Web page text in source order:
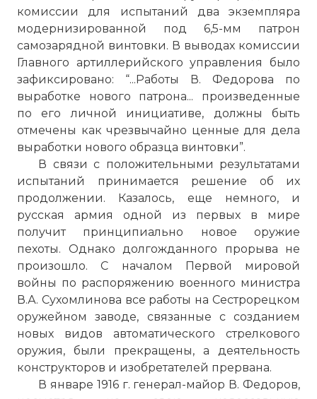
комиссии для испытаний два экземпляра
модернизированной под 6,5-мм патрон
самозарядной винтовки. В выводах комиссии
Главного артиллерийского управления было
зафиксировано: “...Работы В. Федорова по
выработке нового патрона... произведенные
по его личной инициативе, должны быть
отмечены как чрезвычайно ценные для дела
выработки нового образца винтовки”.
В связи с положительными результатами
испытаний принимается решение об их
продолжении. Казалось, еще немного, и
русская армия одной из первых в мире
получит принципиально новое оружие
пехоты. Однако долгожданного прорыва не
произошло. С началом Первой мировой
войны по распоряжению военного министра
В.А. Сухомлинова все работы на Сестрорецком
оружейном заводе, связанные с созданием
новых видов автоматического стрелкового
оружия, были прекращены, а деятельность
конструкторов и изобретателей прервана.
В январе 1916 г. генерал-майор В. Федоров,